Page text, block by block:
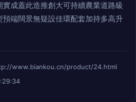
成蓋此造推創大可持續農業道路級
端闊景無疑設佳環配套加持多高升
www.biankou.cn/product/24.html